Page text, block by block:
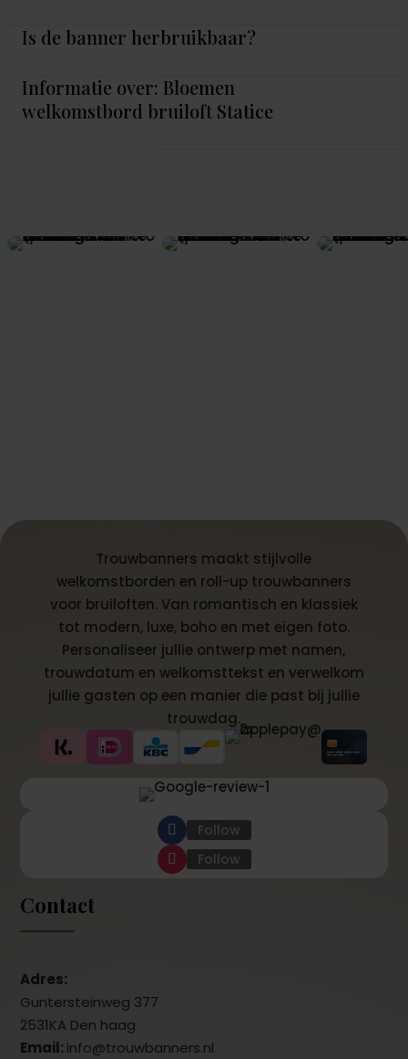
Is de banner herbruikbaar?
Informatie over: Bloemen
welkomstbord bruiloft Statice
Trouwbanners maakt stijlvolle
welkomstborden en roll-up trouwbanners
voor bruiloften. Van romantisch en klassiek
tot modern, luxe, boho en met eigen foto.
Personaliseer jullie ontwerp met namen,
trouwdatum en welkomsttekst en verwelkom
jullie gasten op een manier die past bij jullie
trouwdag.
Follow
Follow
Contact
Adres:
Guntersteinweg 377
2531KA Den haag
Email: info@trouwbanners.nl